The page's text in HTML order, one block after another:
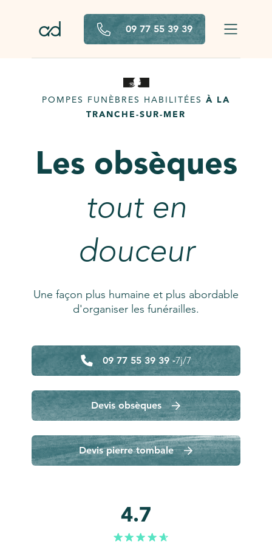
09 77 55 39 39
POMPES FUNÈBRES HABILITÉES À LA
TRANCHE-SUR-MER
Les obsèques
tout en
douceur
Une façon plus humaine et plus abordable
d'organiser les funérailles.
09 77 55 39 39 -7j/7
Devis obsèques
Devis pierre tombale
4.7